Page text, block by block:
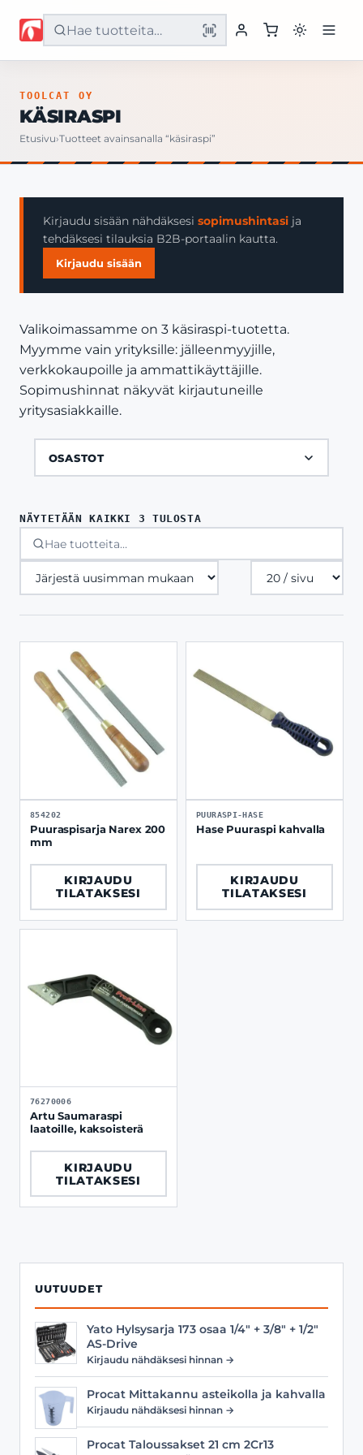
Etusivu
Yritys
Yhteystiedot
TOOLCAT OY
KÄSIRASPI
Etusivu›Tuotteet avainsanalla “käsiraspi”
Kirjaudu sisään nähdäksesi sopimushintasi ja
tehdäksesi tilauksia B2B-portaalin kautta.
Kirjaudu sisään
Valikoimassamme on 3 käsiraspi-tuotetta.
Myymme vain yrityksille: jälleenmyyjille,
verkkokaupoille ja ammattikäyttäjille.
Sopimushinnat näkyvät kirjautuneille
yritysasiakkaille.
OSASTOT
UUTUUDET
Yato Hylsysarja 173 osaa 1/4" + 3/8" + 1/2"
AS-Drive
Kirjaudu nähdäksesi hinnan →
Procat Mittakannu asteikolla ja kahvalla
Kirjaudu nähdäksesi hinnan →
Procat Taloussakset 21 cm 2Cr13
NÄYTETÄÄN KAIKKI 3 TULOSTASORTED
Tuotteita
sivulla
854202
Puuraspisarja Narex 200
mm
KIRJAUDU
TILATAKSESI
PUURASPI-HASE
Hase Puuraspi kahvalla
KIRJAUDU
TILATAKSESI
76270006
Artu Saumaraspi
laatoille, kaksoisterä
KIRJAUDU
TILATAKSESI